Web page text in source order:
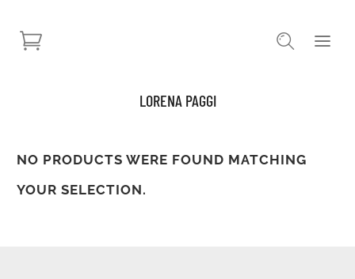
LORENA PAGGI
NO PRODUCTS WERE FOUND MATCHING
YOUR SELECTION.